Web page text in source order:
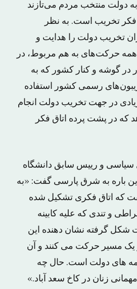
دولت منتخب مردم می‌تازند
فکر تخریب است. به نظر
تخریب دولت را هدایت و
حرکت‌های به هم مربوط، در
در گوشه و کنار کشور که به
رسمی کشور استفاده
در جهت تخریب دولت انجام
که در پشت پرده اتاق فکر
سیاسی و رییس سابق دانشگاه
باره به شرق پارسی گفت: «به
که اتاق فکری تشکیل شده
و تندی که علیه کابینه
شکل گرفته نشان دهنده این
یک مسیر حرکت می کنند و آن
های دولت است. حال چه
زنان در کاخ سعد آباد.»